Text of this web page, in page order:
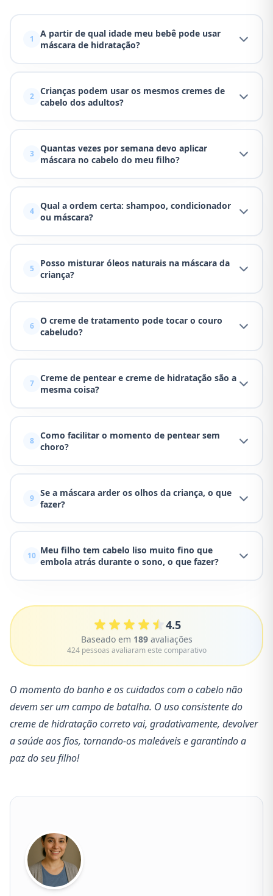
1
A partir de qual idade meu bebê pode usar
máscara de hidratação?
2
Crianças podem usar os mesmos cremes de
cabelo dos adultos?
3
Quantas vezes por semana devo aplicar
máscara no cabelo do meu filho?
4
Qual a ordem certa: shampoo, condicionador
ou máscara?
5
Posso misturar óleos naturais na máscara da
criança?
6
O creme de tratamento pode tocar o couro
cabeludo?
7
Creme de pentear e creme de hidratação são a
mesma coisa?
8
Como facilitar o momento de pentear sem
choro?
9
Se a máscara arder os olhos da criança, o que
fazer?
10 Meu filho tem cabelo liso muito fino que
embola atrás durante o sono, o que fazer?
4.5
Baseado em 189avaliações
424 pessoas avaliaram este comparativo
O momento do banho e os cuidados com o cabelo não
devem ser um campo de batalha. O uso consistente do
creme de hidratação correto vai, gradativamente, devolver
a saúde aos fios, tornando-os maleáveis e garantindo a
paz do seu filho!